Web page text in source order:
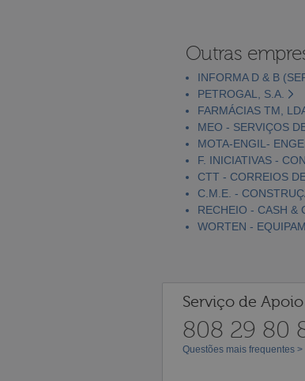
Outras
INFORMA D & B
PETROGAL, S.A.
FARMÁCIAS TM,
MEO - SERVIÇOS
MOTA-ENGIL-
F. INICIATIVAS -
CTT - CORREIOS
C.M.E. -
RECHEIO - CASH &
WORTEN -
Serviço de
808 29 80
Questões mais frequentes >